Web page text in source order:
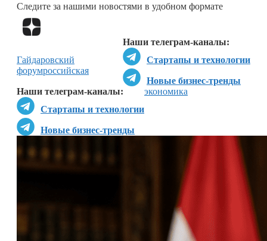
Следите за нашими новостями в удобном формате
Наши телеграм-каналы:
Стартапы и технологии
Новые бизнес-тренды
Наши телеграм-каналы:
Стартапы и технологии
Новые бизнес-тренды
Гайдаровский
форумроссийская
экономика